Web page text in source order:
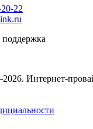
22
поддержка
Интернет-